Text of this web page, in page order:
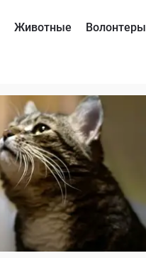
Животные Волонтеры